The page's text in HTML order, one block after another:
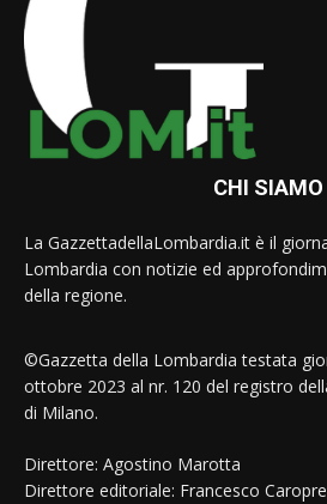
CHI SIAMO
La GazzettadellaLombardia.it è il
Lombardia con notizie ed
della regione.
©Gazzetta della Lombardia testata
ottobre 2023 al nr. 120 del registro
di Milano.
Direttore: Agostino Marotta
Direttore editoriale: Francesco